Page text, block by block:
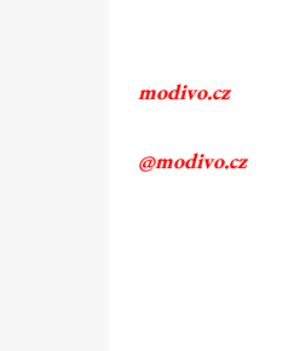
modivo.cz
@modivo.cz